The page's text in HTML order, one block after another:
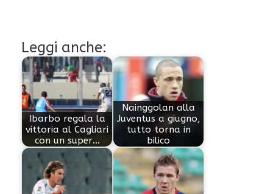
Leggi anche:
Ibarbo regala la
vittoria al Cagliari
con un super…
Nainggolan alla
Juventus a giugno,
tutto torna in
bilico